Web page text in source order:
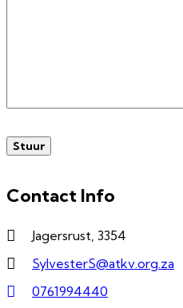
Contact Info
Jagersrust, 3354
SylvesterS@atkv.org.za
0761994440